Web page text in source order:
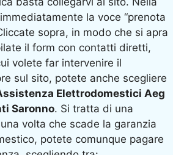
la voce “prenota
sopra, in modo che si apra
il form con contatti diretti,
volete far intervenire il
sul sito, potete anche scegliere
Elettrodomestici Aeg
Saronno. Si tratta di una
volta che scade la garanzia
potete comunque pagare